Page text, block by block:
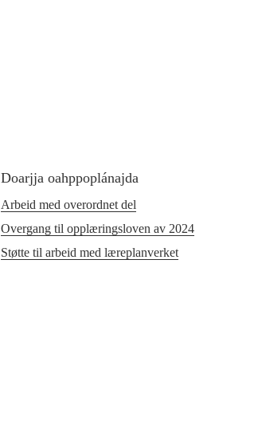
Doarjja oahppoplánajda
Arbeid med overordnet del
Overgang til opplæringsloven av 2024
Støtte til arbeid med læreplanverket